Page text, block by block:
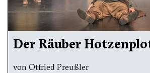
Der Räuber
von Otfried Preußler